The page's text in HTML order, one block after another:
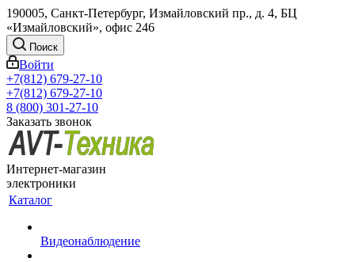
190005, Санкт-Петербург, Измайловский пр., д. 4, БЦ
«Измайловский», офис 246
Поиск
Войти
+7(812) 679-27-10
+7(812) 679-27-10
8 (800) 301-27-10
Заказать звонок
Интернет-магазин
электроники
Каталог
Видеонаблюдение